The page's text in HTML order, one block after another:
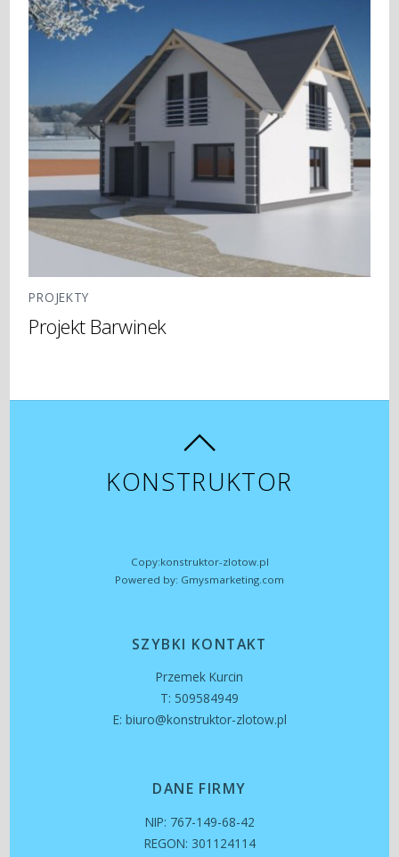
PROJEKTY
Projekt Barwinek
KONSTRUKTOR
Copy:konstruktor-zlotow.pl
Powered by: Gmysmarketing.com
SZYBKI KONTAKT
Przemek Kurcin
T: 509584949
E: biuro@konstruktor-zlotow.pl
DANE FIRMY
NIP: 767-149-68-42
REGON: 301124114